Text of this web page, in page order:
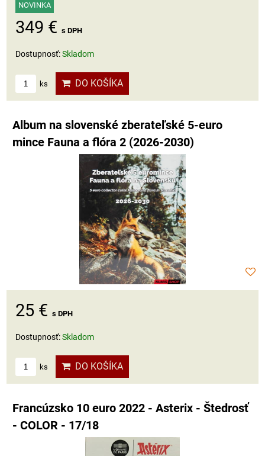
NOVINKA
349 € s DPH
Dostupnosť:Skladom
ks DO KOŠÍKA
Album na slovenské zberateľské 5-euro
mince Fauna a flóra 2 (2026-2030)
25 € s DPH
Dostupnosť:Skladom
ks DO KOŠÍKA
Francúzsko 10 euro 2022 - Asterix - Štedrosť
- COLOR - 17/18